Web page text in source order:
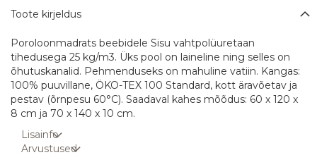
Toote kirjeldus
Poroloonmadrats beebidele Sisu vahtpolüuretaan
tihedusega 25 kg/m3. Üks pool on laineline ning selles on
õhutuskanalid. Pehmenduseks on mahuline vatiin. Kangas:
100% puuvillane, ÖKO-TEX 100 Standard, kott äravõetav ja
pestav (õrnpesu 60°C). Saadaval kahes mõõdus: 60 x 120 x
8 cm ja 70 x 140 x 10 cm.
Lisainfo
Arvustused